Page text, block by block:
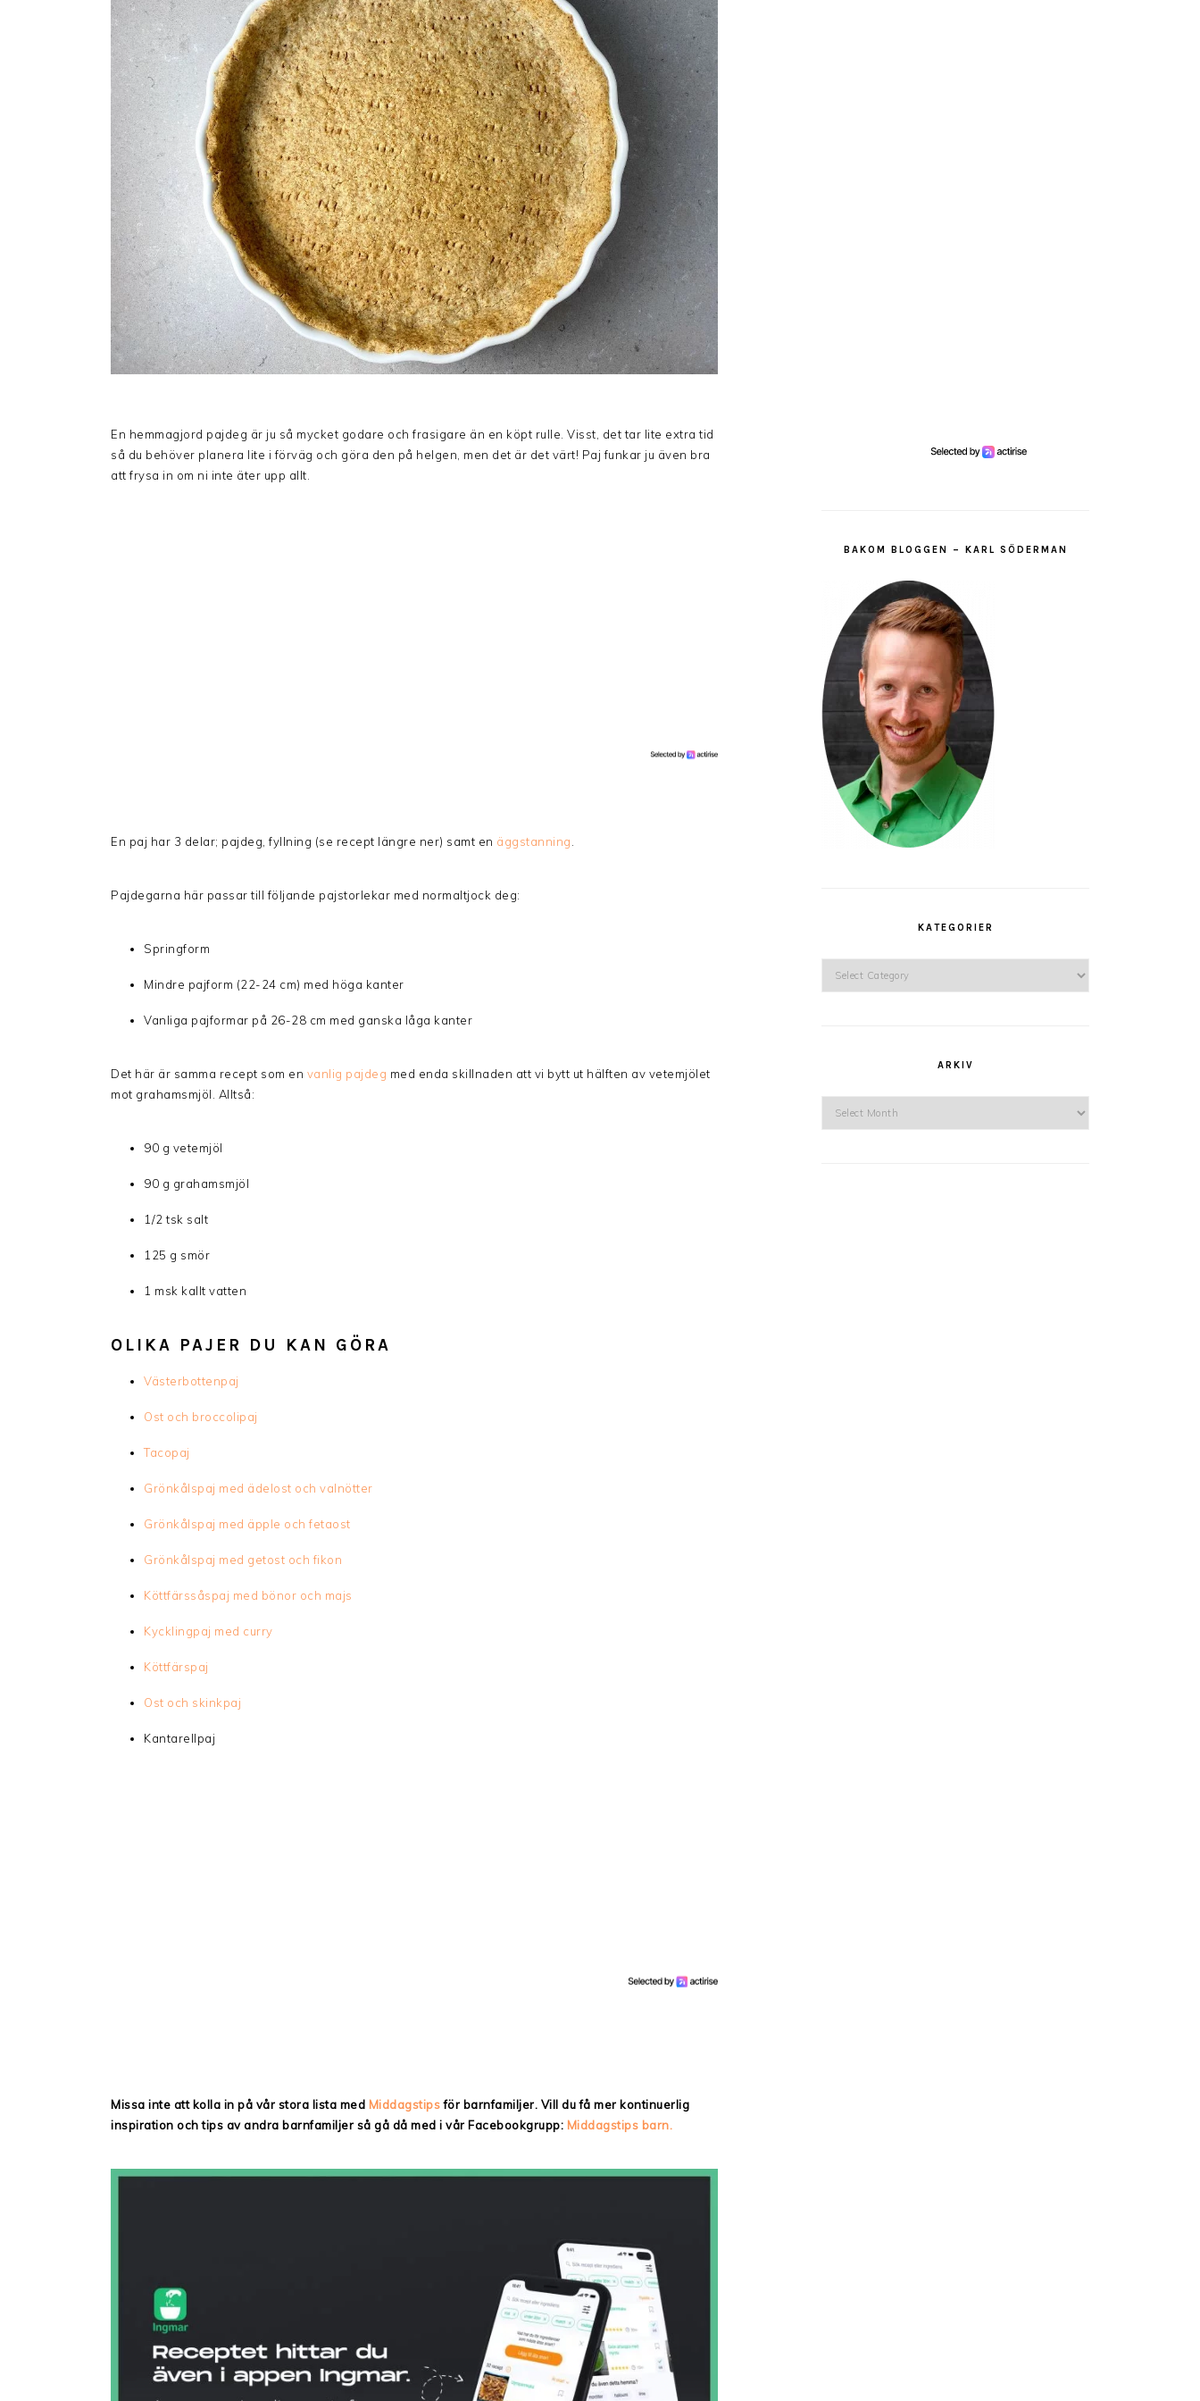
En hemmagjord pajdeg är ju så mycket godare och frasigare än en köpt rulle. Visst, det tar lite extra tid
så du behöver planera lite i förväg och göra den på helgen, men det är det värt! Paj funkar ju även bra
att frysa in om ni inte äter upp allt.
En paj har 3 delar; pajdeg, fyllning (se recept längre ner) samt en äggstanning
Pajdegarna här passar till följande pajstorlekar med normaltjock deg:
Springform
Mindre pajform (22-24 cm) med höga kanter
Vanliga pajformar på 26-28 cm med ganska låga kanter
Det här är samma recept som en vanlig pajdeg med enda skillnaden att vi bytt ut hälften av vetemjölet
mot grahamsmjöl. Alltså:
90 g vetemjöl
90 g grahamsmjöl
1/2 tsk salt
125 g smör
1 msk kallt vatten
OLIKA PAJER DU KAN GÖRA
Västerbottenpaj
Ost och broccolipaj
Tacopaj
Grönkålspaj med ädelost och valnötter
Grönkålspaj med äpple och fetaost
Grönkålspaj med getost och fikon
Köttfärssåspaj med bönor och majs
Kycklingpaj med curry
Köttfärspaj
Ost och skinkpaj
Kantarellpaj
Missa inte att kolla in på vår stora lista med Middagstipsför barnfamiljer. Vill du få mer kontinuerlig
inspiration och tips av andra barnfamiljer så gå då med i vår Facebookgrupp: Middagstips barn.
BAKOM BLOGGEN – KARL SÖDERMAN
KATEGORIER
ARKIV